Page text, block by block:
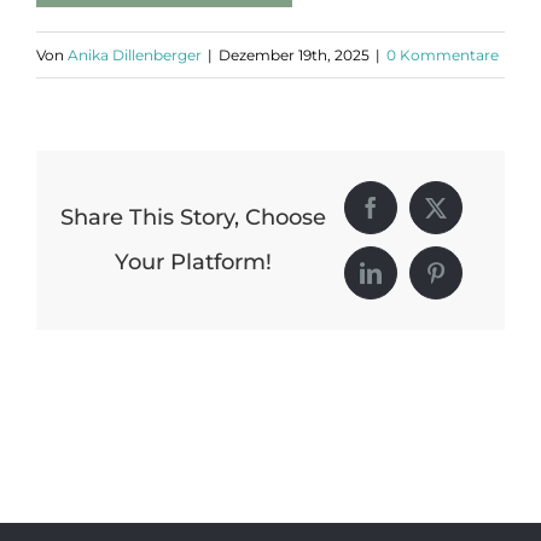
Von Anika Dillenberger | Dezember 19th, 2025 | 0 Kommentare
Share This Story, Choose
Your Platform!
Facebook
X
LinkedInPinterest